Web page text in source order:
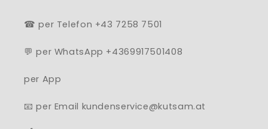
☎ per Telefon +43 7258 7501
💬 per WhatsApp +4369917501408
per App
📧 per Email kundenservice@kutsam.at